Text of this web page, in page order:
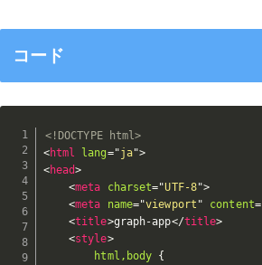
コード
<!DOCTYPE html>
<html lang="ja">
<head>
<meta charset="UTF-8">
<meta name="viewport " content=
<title>graph-app</title>
<style>
html,body {